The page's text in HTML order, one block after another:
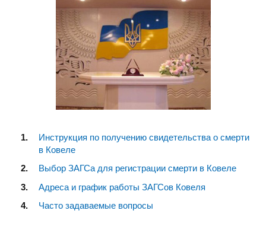
Инструкция по получению свидетельства о смерти
в Ковеле
Выбор ЗАГСа для регистрации смерти в Ковеле
Адреса и график работы ЗАГСов Ковеля
Часто задаваемые вопросы